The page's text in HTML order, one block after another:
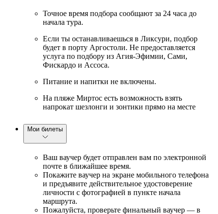
Точное время подбора сообщают за 24 часа до
начала тура.
Если ты останавливаешься в Ликсури, подбор
будет в порту Аргостоли. Не предоставляется
услуга по подбору из Агия-Эфимии, Сами,
Фискардо и Ассоса.
Питание и напитки не включены.
На пляже Миртос есть возможность взять
напрокат шезлонги и зонтики прямо на месте
Мои билеты
Ваш ваучер будет отправлен вам по электронной
почте в ближайшее время.
Покажите ваучер на экране мобильного телефона
и предъявите действительное удостоверение
личности с фотографией в пункте начала
маршрута.
Пожалуйста, проверьте финальный ваучер — в